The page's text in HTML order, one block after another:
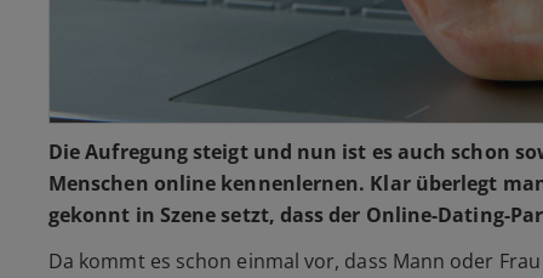
Die Aufregung steigt und nun ist es auch schon
Menschen online kennenlernen. Klar überlegt
gekonnt in Szene setzt, dass der Online-Dating-
Da kommt es schon einmal vor, dass Mann oder